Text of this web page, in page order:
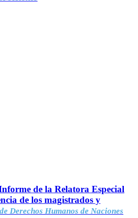
de la Relatora Especial
de los magistrados y
Derechos Humanos de Naciones